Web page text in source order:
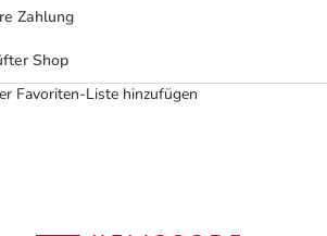
Zahlung
Shop
Favoriten-Liste hinzufügen